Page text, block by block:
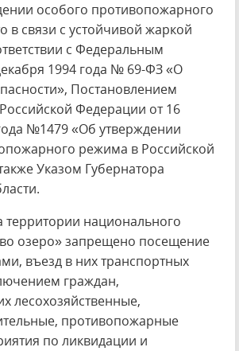
особого противопожарного
в связи с устойчивой жаркой
с Федеральным
1994 года № 69-ФЗ «О
Постановлением
Федерации от 16
№1479 «Об утверждении
режима в Российской
Указом Губернатора
территории национального
озеро» запрещено посещение
въезд в них транспортных
граждан,
лесохозяйственные,
противопожарные
по ликвидации и